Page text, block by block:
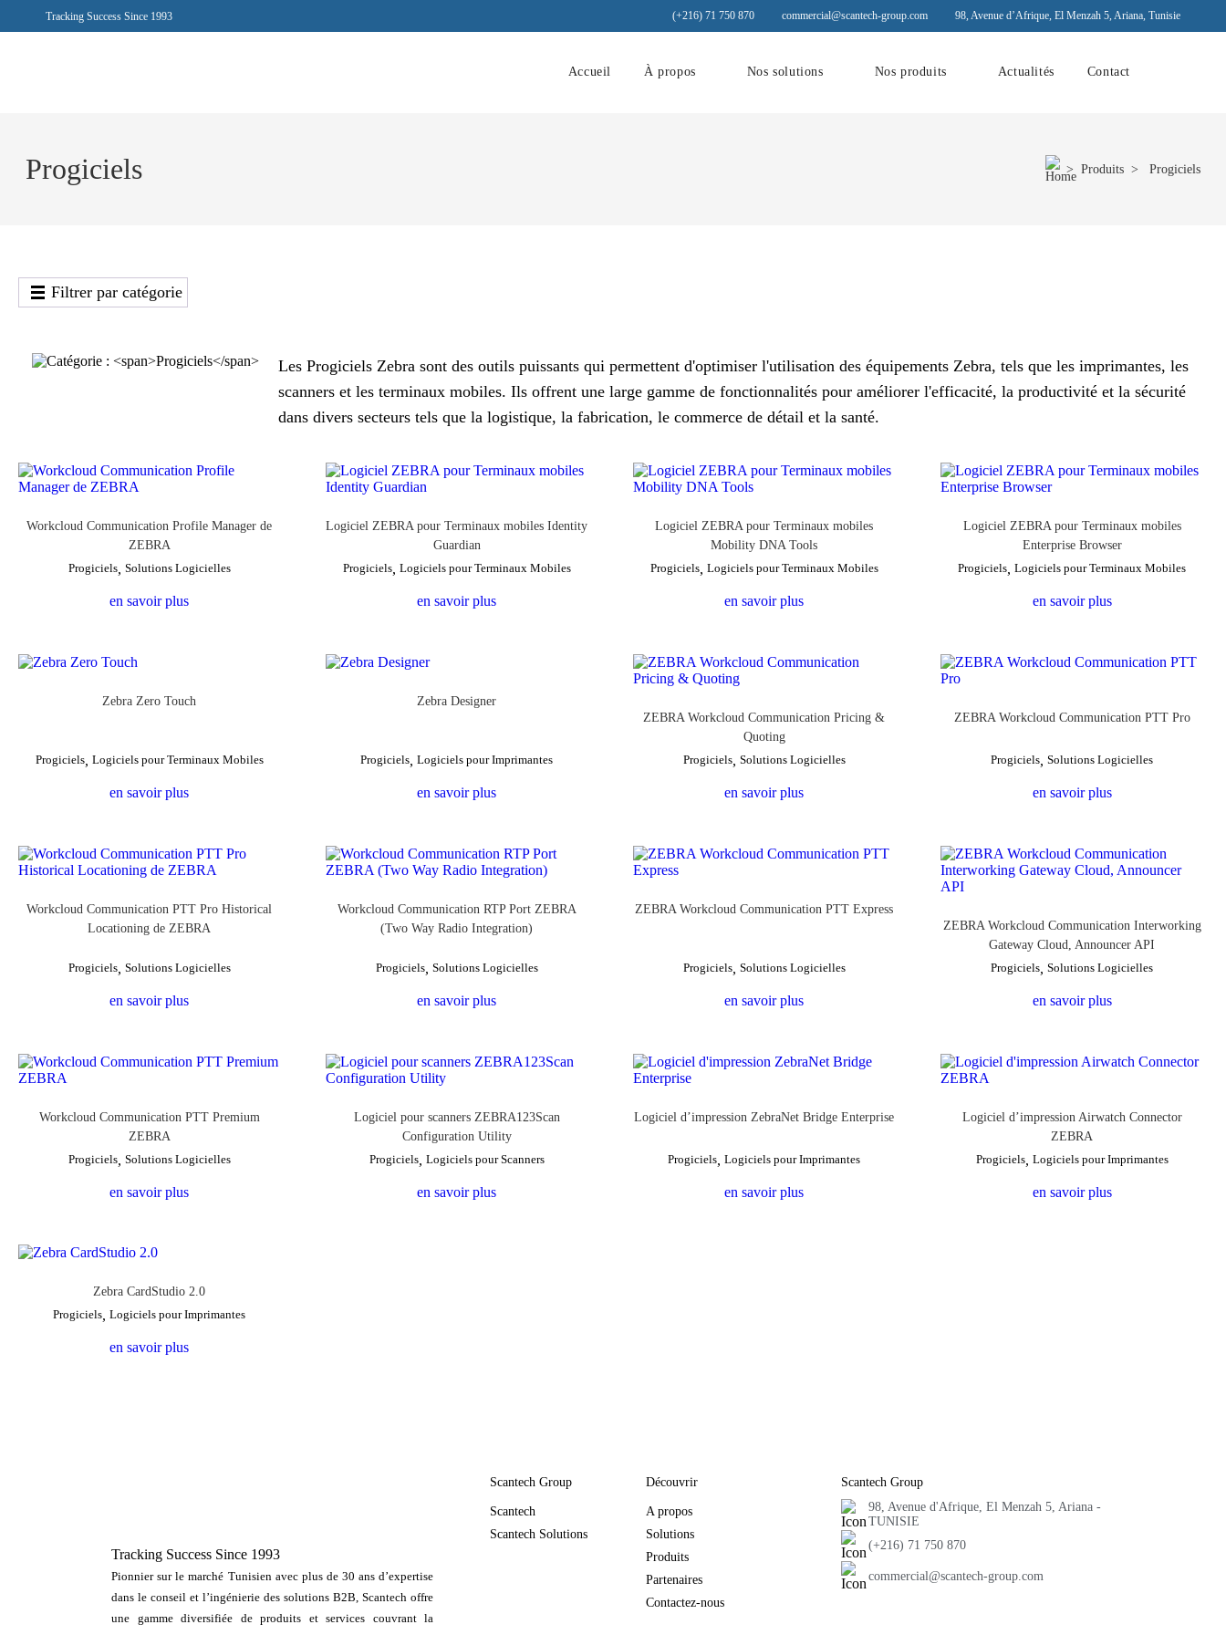
Tracking Success Since 1993 (+216) 71 750 870 commercial@scantech-group.com 98, Avenue d’Afrique, El Menzah 5, Ariana, Tunisie
Accueil À propos Nos solutions Nos produits Actualités Contact
Progiciels > Produits > Progiciels
Filtrer par catégorie
Les Progiciels Zebra sont des outils puissants qui permettent d'optimiser l'utilisation des équipements Zebra, tels que les imprimantes, les
scanners et les terminaux mobiles. Ils offrent une large gamme de fonctionnalités pour améliorer l'efficacité, la productivité et la sécurité
dans divers secteurs tels que la logistique, la fabrication, le commerce de détail et la santé.
Workcloud Communication Profile Manager de
ZEBRA
Progiciels, Solutions Logicielles
en savoir plus
Logiciel ZEBRA pour Terminaux mobiles Identity
Guardian
Progiciels, Logiciels pour Terminaux Mobiles
en savoir plus
Logiciel ZEBRA pour Terminaux mobiles
Mobility DNA Tools
Progiciels, Logiciels pour Terminaux Mobiles
en savoir plus
Logiciel ZEBRA pour Terminaux mobiles
Enterprise Browser
Progiciels, Logiciels pour Terminaux Mobiles
en savoir plus
Zebra Zero Touch
Progiciels, Logiciels pour Terminaux Mobiles
en savoir plus
Zebra Designer
Progiciels,Logiciels pour Imprimantes
en savoir plus
ZEBRA Workcloud Communication Pricing &
Quoting
Progiciels, Solutions Logicielles
en savoir plus
ZEBRA Workcloud Communication PTT Pro
Progiciels, Solutions Logicielles
en savoir plus
Workcloud Communication PTT Pro Historical
Locationing de ZEBRA
Progiciels, Solutions Logicielles
en savoir plus
Workcloud Communication RTP Port ZEBRA
(Two Way Radio Integration)
Progiciels, Solutions Logicielles
en savoir plus
ZEBRA Workcloud Communication PTT Express
Progiciels, Solutions Logicielles
en savoir plus
ZEBRA Workcloud Communication Interworking
Gateway Cloud, Announcer API
Progiciels, Solutions Logicielles
en savoir plus
Workcloud Communication PTT Premium
ZEBRA
Progiciels, Solutions Logicielles
en savoir plus
Logiciel pour scanners ZEBRA123Scan
Configuration Utility
Progiciels, Logiciels pour Scanners
en savoir plus
Logiciel d’impression ZebraNet Bridge Enterprise
Progiciels,Logiciels pour Imprimantes
en savoir plus
Logiciel d’impression Airwatch Connector
ZEBRA
Progiciels, Logiciels pour Imprimantes
en savoir plus
Zebra CardStudio 2.0
Progiciels,Logiciels pour Imprimantes
en savoir plus
Tracking Success Since 1993
Pionnier sur le marché Tunisien avec plus de 30 ans d’expertise
dans le conseil et l’ingénierie des solutions B2B, Scantech offre
une gamme diversifiée de produits et services couvrant la
Scantech Group
Scantech
Scantech Solutions
Découvrir
A propos
Solutions
Produits
Partenaires
Contactez-nous
Scantech Group
98, Avenue d'Afrique, El Menzah 5, Ariana -
TUNISIE
(+216) 71 750 870
commercial@scantech-group.com